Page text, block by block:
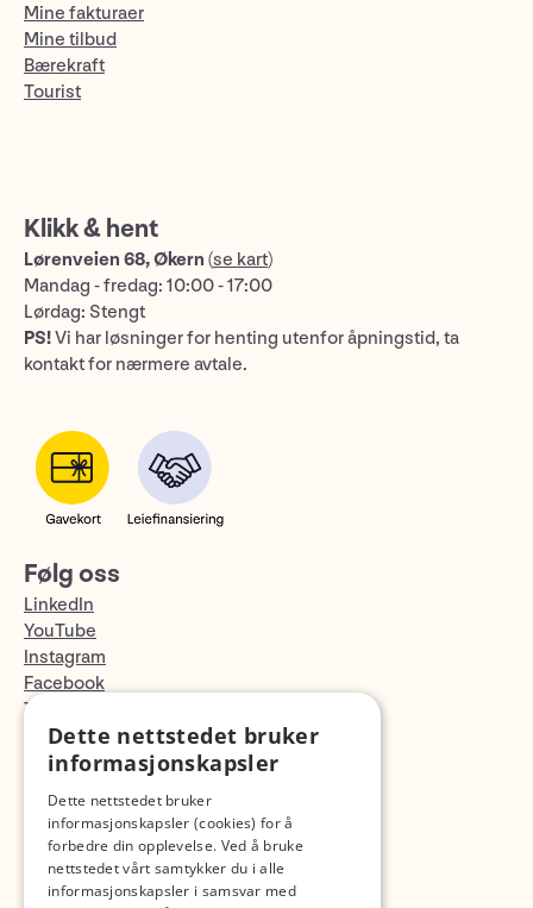
Mine fakturaer
Mine tilbud
Bærekraft
Tourist
Klikk & hent
Lørenveien 68, Økern (se kart)
Mandag - fredag: 10:00 - 17:00
Lørdag: Stengt
PS!Vi har løsninger for henting utenfor åpningstid, ta
kontakt for nærmere avtale.
Følg oss
LinkedIn
YouTube
Instagram
Facebook
TikTok
Fotopodden
Dette nettstedet bruker
informasjonskapsler
Dette nettstedet bruker
informasjonskapsler (cookies) for å
forbedre din opplevelse. Ved å bruke
nettstedet vårt samtykker du i alle
informasjonskapsler i samsvar med